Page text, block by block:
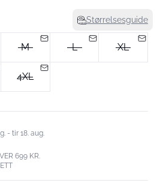
Størrelsesguide
M L XL
4XL
- tir 18. aug.
699 KR.